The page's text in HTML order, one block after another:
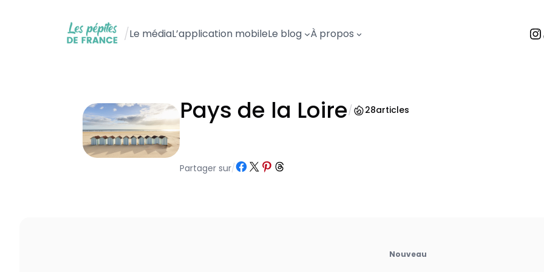
/Le médiaL’application mobileLe blog À propos
Pays de la Loire/ 28articles
Partager sur/Partager sur Facebook
Partager sur X Partager sur Pinterest
Partager sur Threads
Nouveau